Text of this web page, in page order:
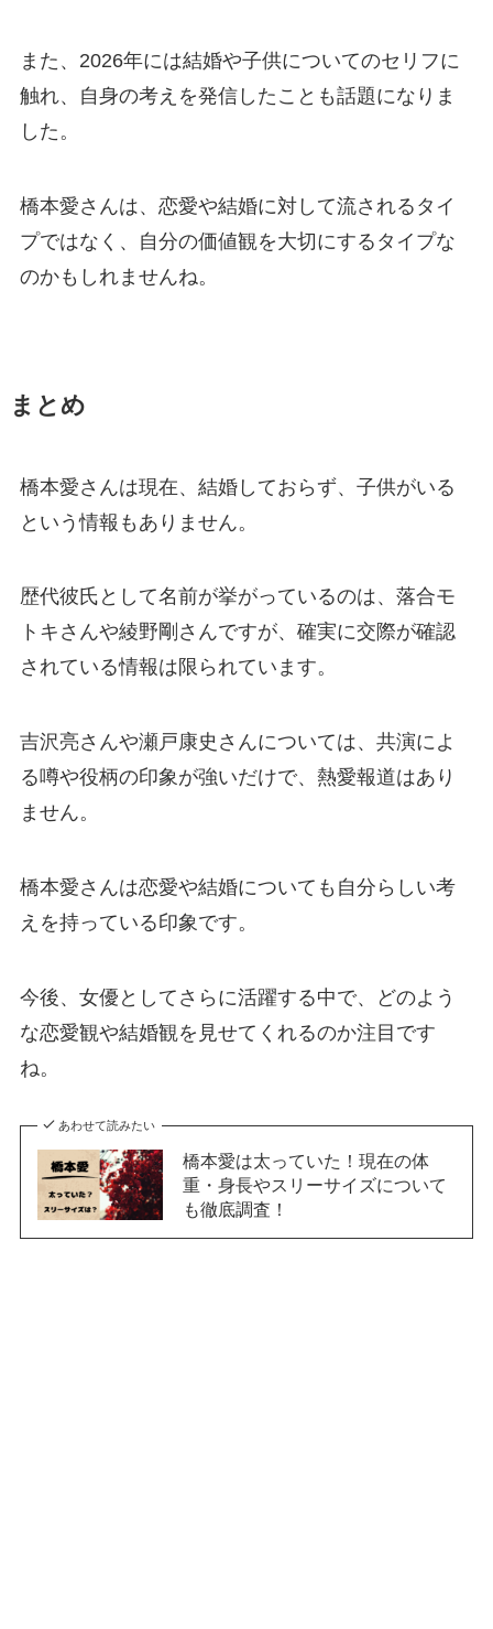
また、2026年には結婚や子供についてのセリフに
触れ、自身の考えを発信したことも話題になりま
した。
橋本愛さんは、恋愛や結婚に対して流されるタイ
プではなく、自分の価値観を大切にするタイプな
のかもしれませんね。
まとめ
橋本愛さんは現在、結婚しておらず、子供がいる
という情報もありません。
歴代彼氏として名前が挙がっているのは、落合モ
トキさんや綾野剛さんですが、確実に交際が確認
されている情報は限られています。
吉沢亮さんや瀬戸康史さんについては、共演によ
る噂や役柄の印象が強いだけで、熱愛報道はあり
ません。
橋本愛さんは恋愛や結婚についても自分らしい考
えを持っている印象です。
今後、女優としてさらに活躍する中で、どのよう
な恋愛観や結婚観を見せてくれるのか注目です
ね。
あわせて読みたい
橋本愛は太っていた！現在の体
重・身長やスリーサイズについて
も徹底調査！